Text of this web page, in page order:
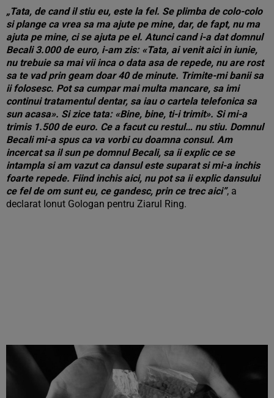
„Tata, de cand il stiu eu, este la fel. Se plimba de colo-colo
si plange ca vrea sa ma ajute pe mine, dar, de fapt, nu ma
ajuta pe mine, ci se ajuta pe el. Atunci cand i-a dat domnul
Becali 3.000 de euro, i-am zis: «Tata, ai venit aici in iunie,
nu trebuie sa mai vii inca o data asa de repede, nu are rost
sa te vad prin geam doar 40 de minute. Trimite-mi banii sa
ii folosesc. Pot sa cumpar mai multa mancare, sa imi
continui tratamentul dentar, sa iau o cartela telefonica sa
sun acasa». Si zice tata: «Bine, bine, ti-i trimit». Si mi-a
trimis 1.500 de euro. Ce a facut cu restul… nu stiu. Domnul
Becali mi-a spus ca va vorbi cu doamna consul. Am
incercat sa il sun pe domnul Becali, sa ii explic ce se
intampla si am vazut ca dansul este suparat si mi-a inchis
foarte repede. Fiind inchis aici, nu pot sa ii explic dansului
ce fel de om sunt eu, ce gandesc, prin ce trec aici”, a
declarat Ionut Gologan pentru Ziarul Ring.